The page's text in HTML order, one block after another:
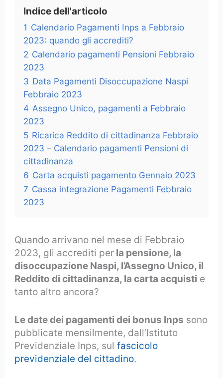
Indice dell'articolo
1 Calendario Pagamenti Inps a Febbraio
2023: quando gli accrediti?
2 Calendario pagamenti Pensioni Febbraio
2023
3 Data Pagamenti Disoccupazione Naspi
Febbraio 2023
4 Assegno Unico, pagamenti a Febbraio
2023
5 Ricarica Reddito di cittadinanza Febbraio
2023 – Calendario pagamenti Pensioni di
cittadinanza
6 Carta acquisti pagamento Gennaio 2023
7 Cassa integrazione Pagamenti Febbraio
2023
Quando arrivano nel mese di Febbraio
2023, gli accrediti per la pensione, la
disoccupazione Naspi, l’Assegno Unico, il
Reddito di cittadinanza, la carta acquisti e
tanto altro ancora?
Le date dei pagamenti dei bonus Inps sono
pubblicate mensilmente, dall’Istituto
Previdenziale Inps, sulfascicolo
previdenziale del cittadino.